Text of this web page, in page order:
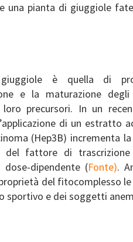
una pianta di giuggiole
è quella di
e la maturazione degli
precursori. In un
di un estratto
(Hep3B) incrementa
del fattore di trascrizione
dipendente (Fonte).
del fitocomplesso
sportivo e dei soggetti